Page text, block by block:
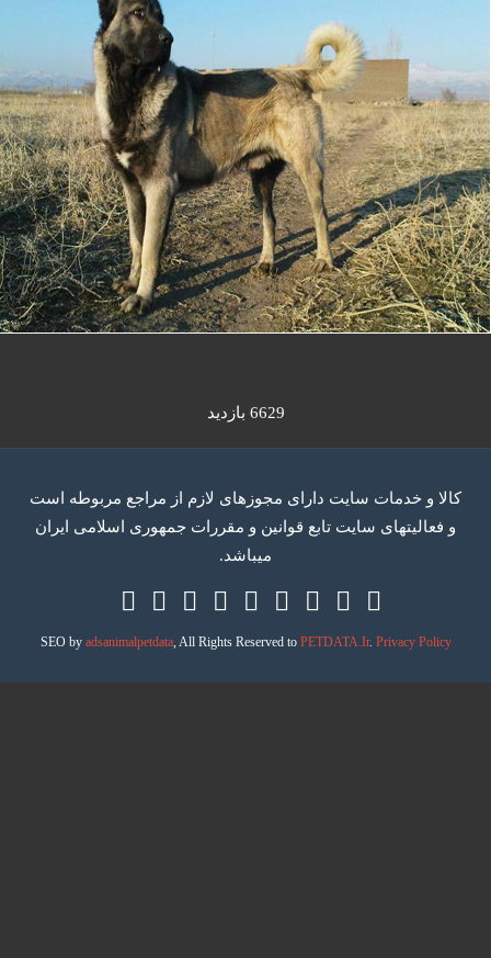
و خدمات سایت دارای مجوزهای لازم از مراجع مربوطه است
سايت تابع قوانين و مقررات جمهوری اسلامی ايران
Aparat
Youtube
Linkedin
Instagram
Facebook
Google
Twitter
Telegram
RSS
SEO byadsanimalpetdata, All Rights Reserved toPETDATA.Ir.Privacy